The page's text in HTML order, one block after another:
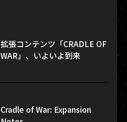
拡張コンテンツ「CRADLE OF
WAR」、いよいよ到来
Cradle of War: Expansion